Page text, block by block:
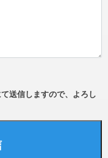
送信しますので、よろし